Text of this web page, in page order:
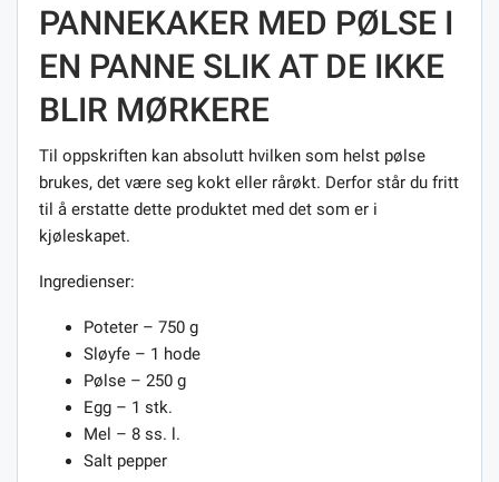
PANNEKAKER MED PØLSE I
EN PANNE SLIK AT DE IKKE
BLIR MØRKERE
Til oppskriften kan absolutt hvilken som helst pølse
brukes, det være seg kokt eller rårøkt. Derfor står du fritt
til å erstatte dette produktet med det som er i
kjøleskapet.
Ingredienser:
Poteter – 750 g
Sløyfe – 1 hode
Pølse – 250 g
Egg – 1 stk.
Mel – 8 ss. l.
Salt pepper